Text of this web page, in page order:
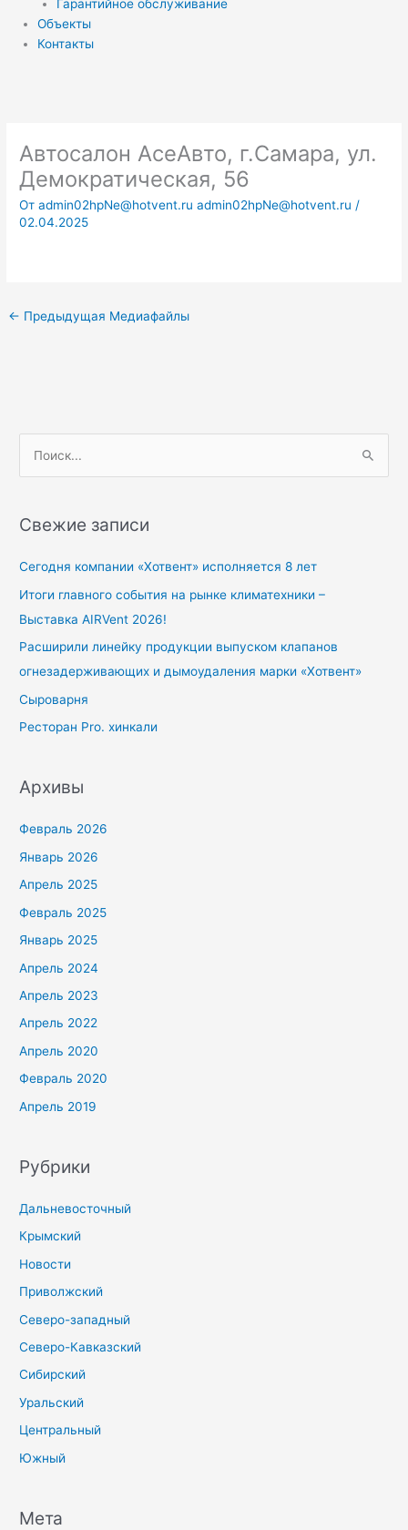
Гарантийное обслуживание
Объекты
Контакты
Автосалон AceАвто, г.Самара, ул.
Демократическая, 56
Отadmin02hpNe@hotvent.ru admin02hpNe@hotvent.ru /
02.04.2025
← Предыдущая Медиафайлы
с
Свежие записи
Сегодня компании «Хотвент» исполняется 8 лет
Итоги главного события на рынке климатехники –
Выставка AIRVent 2026!
Расширили линейку продукции выпуском клапанов
огнезадерживающих и дымоудаления марки «Хотвент»
Сыроварня
Ресторан Pro. хинкали
Архивы
Февраль 2026
Январь 2026
Апрель 2025
Февраль 2025
Январь 2025
Апрель 2024
Апрель 2023
Апрель 2022
Апрель 2020
Февраль 2020
Апрель 2019
Рубрики
Дальневосточный
Крымский
Новости
Приволжский
Северо-западный
Северо-Кавказский
Сибирский
Уральский
Центральный
Южный
Мета